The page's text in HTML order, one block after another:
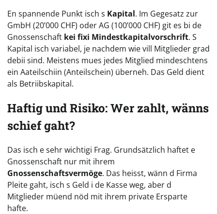
En spannende Punkt isch s Kapital. Im Gegesatz zur
GmbH (20’000 CHF) oder AG (100’000 CHF) git es bi de
Gnossenschaft kei fixi Mindestkapitalvorschrift. S
Kapital isch variabel, je nachdem wie vill Mitglieder grad
debii sind. Meistens mues jedes Mitglied mindeschtens
ein Aateilschiin (Anteilschein) überneh. Das Geld dient
als Betriibskapital.
Haftig und Risiko: Wer zahlt, wänns
schief gaht?
Das isch e sehr wichtigi Frag. Grundsätzlich haftet e
Gnossenschaft nur mit ihrem
Gnossenschaftsvermöge. Das heisst, wänn d Firma
Pleite gaht, isch s Geld i de Kasse weg, aber d
Mitglieder müend nöd mit ihrem private Ersparte
hafte.